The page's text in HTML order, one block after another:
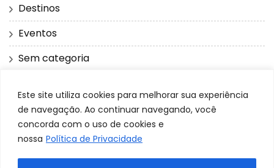
Este site utiliza cookies para melhorar sua experiência
de navegação. Ao continuar navegando, você
concorda com o uso de cookies e
nossa Política de Privacidade
Destinos
Eventos
Sem categoria
Blossom Themes. Powered byWordPress.